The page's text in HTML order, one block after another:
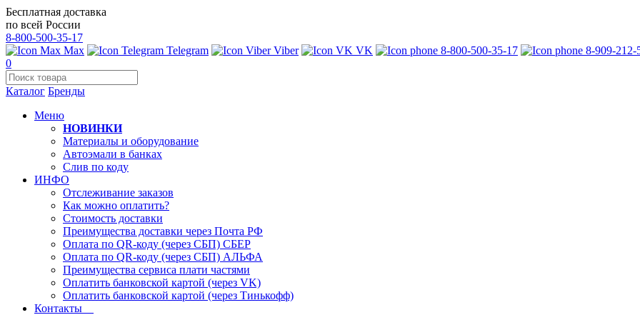
Бесплатная доставка
по всей России
8-800-500-35-17
Max
Telegram Viber VK 8-800-500-35-17
8-909-212-
0
Каталог Бренды
Меню
НОВИНКИ
Материалы и оборудование
Автоэмали в банках
Слив по коду
ИНФО
Отслеживание заказов
Как можно оплатить?
Стоимость доставки
Преимущества доставки через Почта РФ
Оплата по QR-коду (через СБП) СБЕР
Оплата по QR-коду (через СБП) АЛЬФА
Преимущества сервиса плати частями
Оплатить банковской картой (через VK)
Оплатить банковской картой (через Тинькофф)
Контакты